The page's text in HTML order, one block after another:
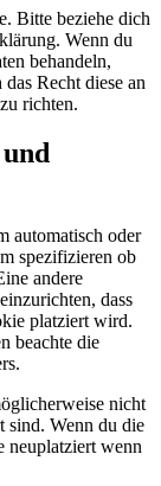
Bitte beziehe dich
Wenn du
behandeln,
Recht diese an
richten.
automatisch oder
spezifizieren ob
andere
dass
platziert wird.
beachte die
nicht
sind. Wenn du die
neuplatziert wenn